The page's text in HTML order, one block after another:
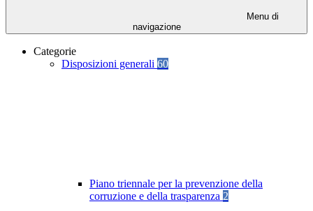
Menu di
navigazione
Categorie
Disposizioni generali 60
Piano triennale per la prevenzione della
corruzione e della trasparenza 2